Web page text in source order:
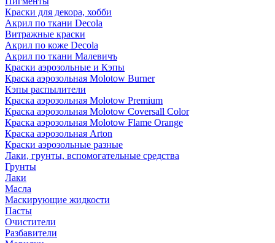
Краски для декора, хобби
Акрил по ткани Decola
Витражные краски
Акрил по коже Decola
Акрил по ткани Малевичъ
Краски аэрозольные и Кэпы
Краска аэрозольная Molotow Burner
Кэпы распылители
Краска аэрозольная Molotow Premium
Краска аэрозольная Molotow Coversall Color
Краска аэрозольная Molotow Flame Orange
Краска аэрозольная Arton
Краски аэрозольные разные
Лаки, грунты, вспомогательные средства
Грунты
Лаки
Масла
Маскирующие жидкости
Пасты
Очистители
Разбавители